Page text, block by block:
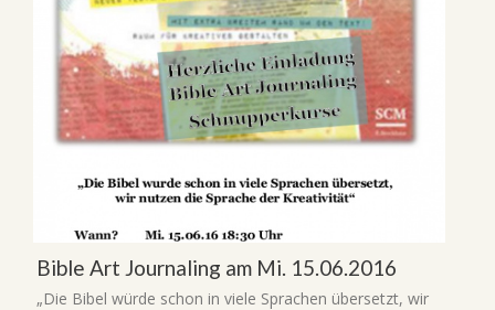
Bible Art Journaling am Mi. 15.06.2016
„Die Bibel würde schon in viele Sprachen übersetzt, wir